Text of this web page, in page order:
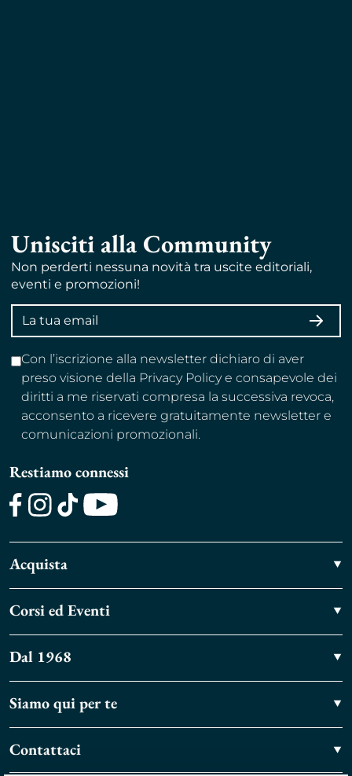
Unisciti alla Community
Non perderti nessuna novità tra uscite editoriali,
eventi e promozioni!
Indirizzo
email
Con l’iscrizione alla newsletter dichiaro di aver
preso visione della Privacy Policy e consapevole dei
diritti a me riservati compresa la successiva revoca,
acconsento a ricevere gratuitamente newsletter e
comunicazioni promozionali.
Restiamo connessi
Acquista
Corsi ed Eventi
Dal 1968
Siamo qui per te
Contattaci